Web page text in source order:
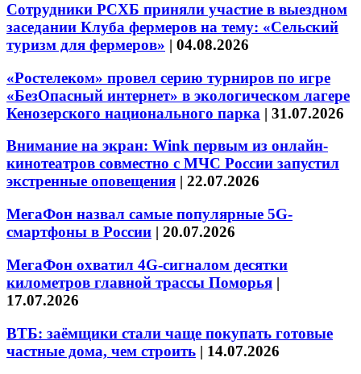
Сотрудники РСХБ приняли участие в выездном
заседании Клуба фермеров на тему: «Сельский
туризм для фермеров» | 04.08.2026
«Ростелеком» провел серию турниров по игре
«БезОпасный интернет» в экологическом лагере
Кенозерского национального парка | 31.07.2026
Внимание на экран: Wink первым из онлайн-
кинотеатров совместно с МЧС России запустил
экстренные оповещения | 22.07.2026
МегаФон назвал самые популярные 5G-
смартфоны в России | 20.07.2026
МегаФон охватил 4G-сигналом десятки
километров главной трассы Поморья |
17.07.2026
ВТБ: заёмщики стали чаще покупать готовые
частные дома, чем строить | 14.07.2026